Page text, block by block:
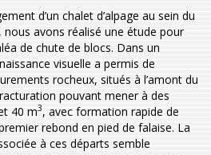
d’un chalet d’alpage au sein du
avons réalisé une étude pour
de chute de blocs. Dans un
visuelle a permis de
rocheux, situés à l’amont du
pouvant mener à des
40 m3, avec formation rapide de
rebond en pied de falaise. La
à ces départs semble